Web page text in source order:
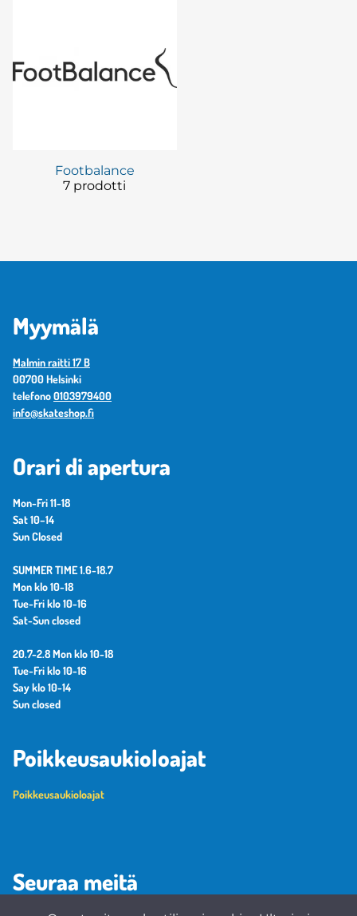
Footbalance
7 prodotti
Myymälä
Malmin raitti 17 B
00700 Helsinki
telefono0103979400
info@skateshop.fi
Orari di apertura
Mon-Fri 11-18
Sat 10–14
Sun Closed
SUMMER TIME 1.6-18.7
Mon klo 10-18
Tue-Fri klo 10-16
Sat-Sun closed
20.7-2.8 Mon klo 10-18
Tue-Fri klo 10-16
Say klo 10-14
Sun closed
Poikkeusaukioloajat
Poikkeusaukioloajat
Seuraa meitä